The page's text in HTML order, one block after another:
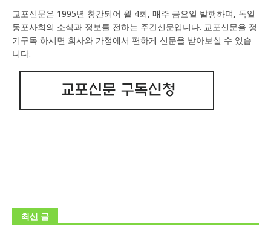
교포신문은 1995년 창간되어 월 4회, 매주 금요일 발행하며, 독일
동포사회의 소식과 정보를 전하는 주간신문입니다. 교포신문을 정
기구독 하시면 회사와 가정에서 편하게 신문을 받아보실 수 있습
니다.
최신 글